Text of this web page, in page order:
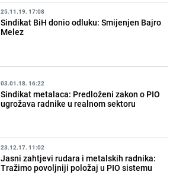
25.11.19. 17:08
Sindikat BiH donio odluku: Smijenjen Bajro
Melez
03.01.18. 16:22
Sindikat metalaca: Predloženi zakon o PIO
ugrožava radnike u realnom sektoru
23.12.17. 11:02
Jasni zahtjevi rudara i metalskih radnika:
Tražimo povoljniji položaj u PIO sistemu